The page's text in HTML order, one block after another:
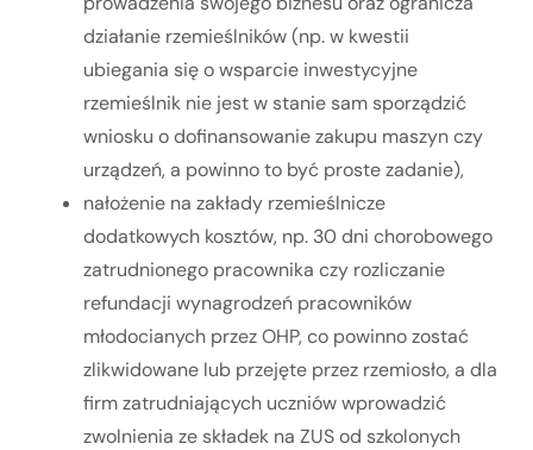
działanie rzemieślników (np. w kwestii
ubiegania się o wsparcie inwestycyjne
rzemieślnik nie jest w stanie sam sporządzić
wniosku o dofinansowanie zakupu maszyn czy
urządzeń, a powinno to być proste zadanie),
nałożenie na zakłady rzemieślnicze
dodatkowych kosztów, np. 30 dni chorobowego
zatrudnionego pracownika czy rozliczanie
refundacji wynagrodzeń pracowników
młodocianych przez OHP, co powinno zostać
zlikwidowane lub przejęte przez rzemiosło, a dla
firm zatrudniających uczniów wprowadzić
zwolnienia ze składek na ZUS od szkolonych